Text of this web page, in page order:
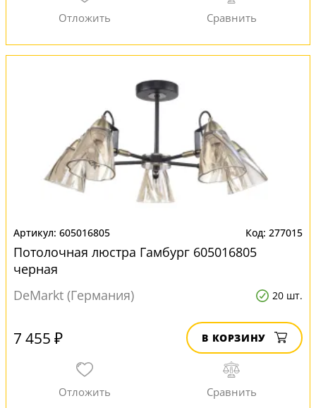
605016805 277015
Потолочная люстра Гамбург 605016805
черная
DeMarkt (Германия)
20 шт.
7 455 ₽ В КОРЗИНУ